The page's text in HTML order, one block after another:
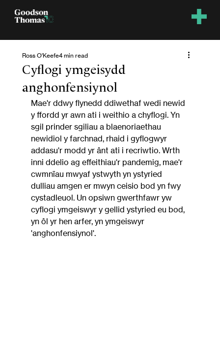
Cyflogi ymgeisydd
anghonfensiynol
Ross O'Keefe4 min read
Mae'r ddwy flynedd ddiwethaf wedi newid
y ffordd yr awn ati i weithio a chyflogi. Yn
sgil prinder sgiliau a blaenoriaethau
newidiol y farchnad, rhaid i gyflogwyr
addasu'r modd yr ânt ati i recriwtio. Wrth
inni ddelio ag effeithiau'r pandemig, mae'r
cwmnïau mwyaf ystwyth yn ystyried
dulliau amgen er mwyn ceisio bod yn fwy
cystadleuol. Un opsiwn gwerthfawr yw
cyflogi ymgeiswyr y gellid ystyried eu bod,
yn ôl yr hen arfer, yn ymgeiswyr
'anghonfensiynol'.